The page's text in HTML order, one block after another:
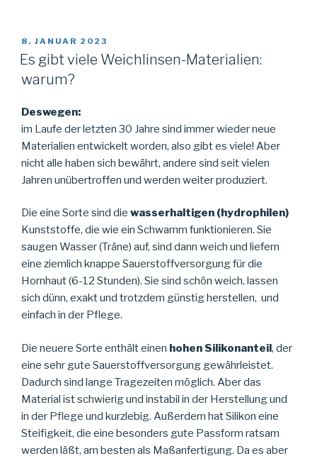
VERÖFFENTLICHT
AM
8. JANUAR 2023
Es gibt viele Weichlinsen-Materialien:
warum?
Deswegen:
im Laufe der letzten 30 Jahre sind immer wieder neue
Materialien entwickelt worden, also gibt es viele! Aber
nicht alle haben sich bewährt, andere sind seit vielen
Jahren unübertroffen und werden weiter produziert.
Die eine Sorte sind die wasserhaltigen (hydrophilen)
Kunststoffe, die wie ein Schwamm funktionieren. Sie
saugen Wasser (Träne) auf, sind dann weich und liefern
eine ziemlich knappe Sauerstoffversorgung für die
Hornhaut (6-12 Stunden). Sie sind schön weich, lassen
sich dünn, exakt und trotzdem günstig herstellen, und
einfach in der Pflege.
Die neuere Sorte enthält einen hohen Silikonanteil, der
eine sehr gute Sauerstoffversorgung gewährleistet.
Dadurch sind lange Tragezeiten möglich. Aber das
Material ist schwierig und instabil in der Herstellung und
in der Pflege und kurzlebig. Außerdem hat Silikon eine
Steifigkeit, die eine besonders gute Passform ratsam
werden läßt, am besten als Maßanfertigung. Da es aber